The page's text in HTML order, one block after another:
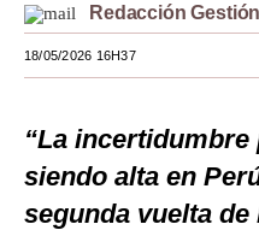
Estilos
Mundo
Redacción Gestión
18/05/2026 16H37
“La
siendo alta en
segunda vuelta